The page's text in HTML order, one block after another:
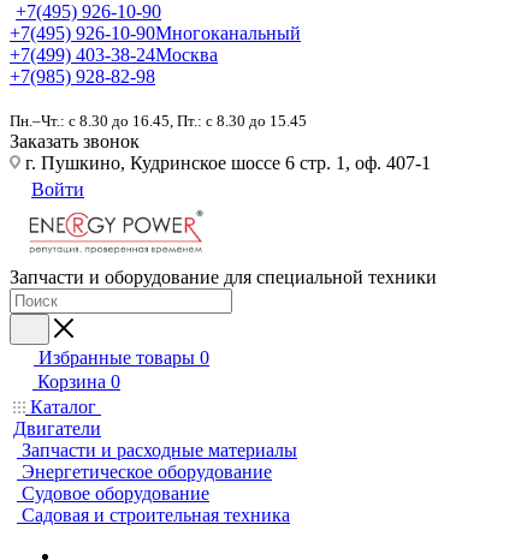
+7(495) 926-10-90
+7(495) 926-10-90Многоканальный
+7(499) 403-38-24Москва
+7(985) 928-82-98
Пн.–Чт.: с 8.30 до 16.45, Пт.: с 8.30 до 15.45
Заказать звонок
г. Пушкино, Кудринское шоссе 6 стр. 1, оф. 407-1
Войти
Запчасти и оборудование для специальной техники
Избранные товары 0
Корзина 0
Каталог
Двигатели
Запчасти и расходные материалы
Энергетическое оборудование
Судовое оборудование
Садовая и строительная техника